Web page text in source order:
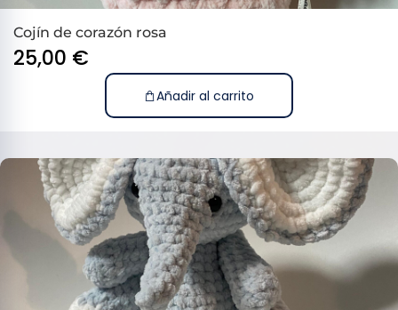
Cojín de corazón rosa
25,00 €
Añadir al carrito